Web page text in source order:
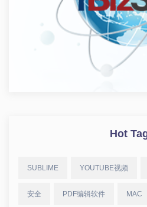
Hot
SUBLIME YOUTUBE视频
安全 PDF编辑软件 MAC